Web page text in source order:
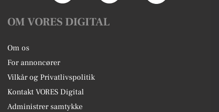
OM VORES DIGITAL
Om os
For annoncører
Vilkår og Privatlivspolitik
Kontakt VORES Digital
Administrer samtykke